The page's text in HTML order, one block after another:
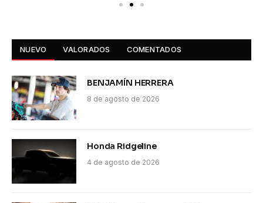
NUEVO VALORADOS COMENTADOS
BENJAMÍN HERRERA
8 de agosto de 2026
Honda Ridgeline
4 de agosto de 2026